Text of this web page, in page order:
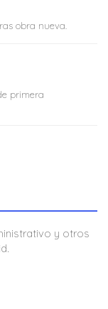
obra nueva.
primera
y otros